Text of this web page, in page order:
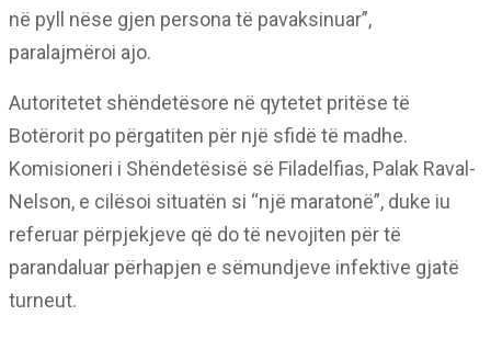
në pyll nëse gjen persona të pavaksinuar”,
paralajmëroi ajo.
Autoritetet shëndetësore në qytetet pritëse të
Botërorit po përgatiten për një sfidë të madhe.
Komisioneri i Shëndetësisë së Filadelfias, Palak Raval-
Nelson, e cilësoi situatën si “një maratonë”, duke iu
referuar përpjekjeve që do të nevojiten për të
parandaluar përhapjen e sëmundjeve infektive gjatë
turneut.